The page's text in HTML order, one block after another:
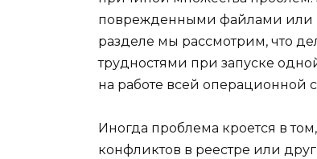
поврежденными файлами или
разделе мы рассмотрим, что
трудностями при запуске
на работе всей операционной
Иногда проблема кроется в
конфликтов в реестре или